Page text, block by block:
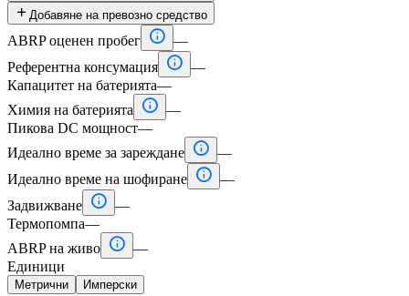
 Добавяне на превозно средство
ABRP оценен пробег  —
Референтна консумация  —
Капацитет на батерията—
Химия на батерията
 —
Пикова DC мощност—
Идеално време за зареждане  —
Идеално време на шофиране  —
Задвижване  —
Термопомпа—
ABRP на живо  —
Единици
Метрични Имперски